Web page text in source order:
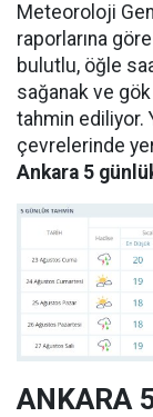
Meteoroloji
raporlarına
bulutlu, öğle
sağanak ve
tahmin ediliyor.
çevrelerinde
Ankara 5
ANKARA